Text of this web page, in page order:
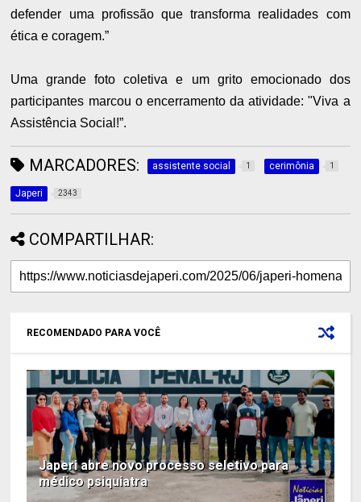
defender uma profissão que transforma realidades com
ética e coragem.”
Uma grande foto coletiva e um grito emocionado dos
participantes marcou o encerramento da atividade: "Viva a
Assistência Social!”.
MARCADORES: assistente social 1 cerimônia 1
Japeri 2343
COMPARTILHAR:
RECOMENDADO PARA VOCÊ
Japeri abre novo processo seletivo para
médico psiquiatra